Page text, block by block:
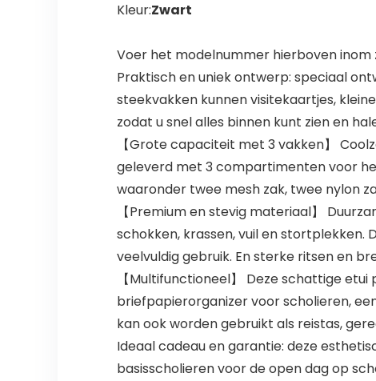
Kleur:Zwart
Voer het modelnummer hierboven
Praktisch en uniek ontwerp: speciaal
steekvakken kunnen visitekaartjes,
zodat u snel alles binnen kunt zien en
【Grote capaciteit met 3 vakken】
geleverd met 3 compartimenten voor
waaronder twee mesh zak, twee nylon
【Premium en stevig materiaal】
schokken, krassen, vuil en
veelvuldig gebruik. En sterke ritsen en
【Multifunctioneel】 Deze schattige
briefpapierorganizer voor scholieren,
kan ook worden gebruikt als reistas,
Ideaal cadeau en garantie: deze
basisscholieren voor de open dag op